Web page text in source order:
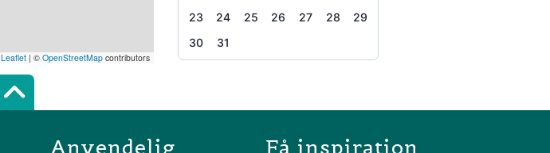
23
24 25 26 27 28
29
30
31
Leaflet | © OpenStreetMap contributors
Scroll top of the page
Anvendelig Få inspiration